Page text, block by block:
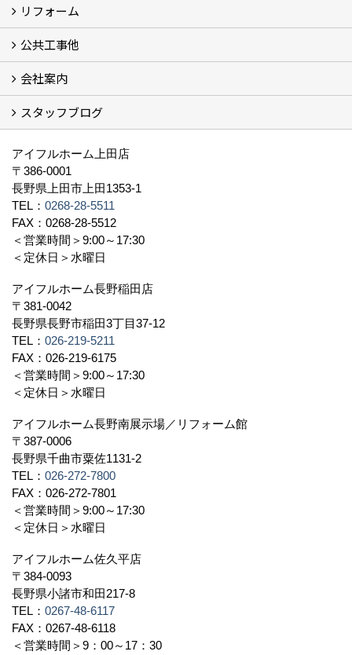
商品ラインアップ一覧
FAVO（フェイボ）【自由設計】
Lodina（ロディナ）【規格住宅】
全館空調システム
リフォーム
コンセプト (2)
選ばれる理由
施工実例（フォトギャラリー）
公共工事他
建築工事 実績
土木工事 実績
一般建築(別荘)
公共工事部スタッフ紹介
会社案内
社長挨拶
会社概要
採用情報
アクセス
スタッフ紹介
スタッフブログ
資格取得一覧
プライバシーポリシー
地域貢献 (3)
スタッフブログ
アイフルホーム上田店
〒386-0001
長野県上田市上田1353-1
TEL： 0268-28-5511
FAX：0268-28-5512
＜営業時間＞9:00～17:30
＜定休日＞水曜日
アイフルホーム長野稲田店
〒381-0042
長野県長野市稲田3丁目37-12
TEL： 026-219-5211
FAX：026-219-6175
＜営業時間＞9:00～17:30
＜定休日＞水曜日
アイフルホーム長野南展示場／リフォーム館
〒387-0006
長野県千曲市粟佐1131-2
TEL： 026-272-7800
FAX：026-272-7801
＜営業時間＞9:00～17:30
＜定休日＞水曜日
アイフルホーム佐久平店
〒384-0093
長野県小諸市和田217-8
TEL： 0267-48-6117
FAX：0267-48-6118
＜営業時間＞9：00～17：30